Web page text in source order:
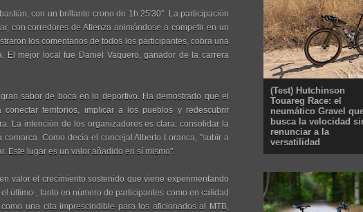
con un brillante crono de 1h 25'30". La participación
con corredores de Atienza animándose a competir en un
los comentarios de todos los participantes, cobra una
El mejor local fue Daniel Vaquero, ganador de la carrera
sabor de boca en lo deportivo. Ha demostrado que el
territorios, implicar a los pueblos y redescubrir
La intención de los organizadores es clara: consolidar la
Como decía el concejal Alberto Loranca, "subir a
Este lugar es un valor añadido en sí mismo".
valor el crecimiento sostenido que viene experimentando
último-, tanto en número de participantes como en calidad
una cita imprescindible para los aficionados al MTB,
(Test) Hutchinson
Touareg Race: el
neumático Gravel
busca la velocidad
renunciar a la
versatilidad